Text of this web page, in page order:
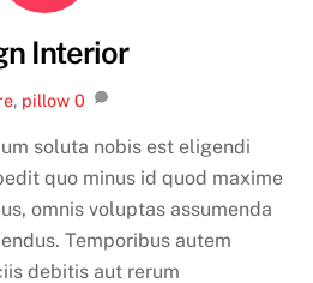
Interior
, pillow 0
soluta nobis est eligendi
quo minus id quod maxime
omnis voluptas assumenda
Temporibus autem
debitis aut rerum